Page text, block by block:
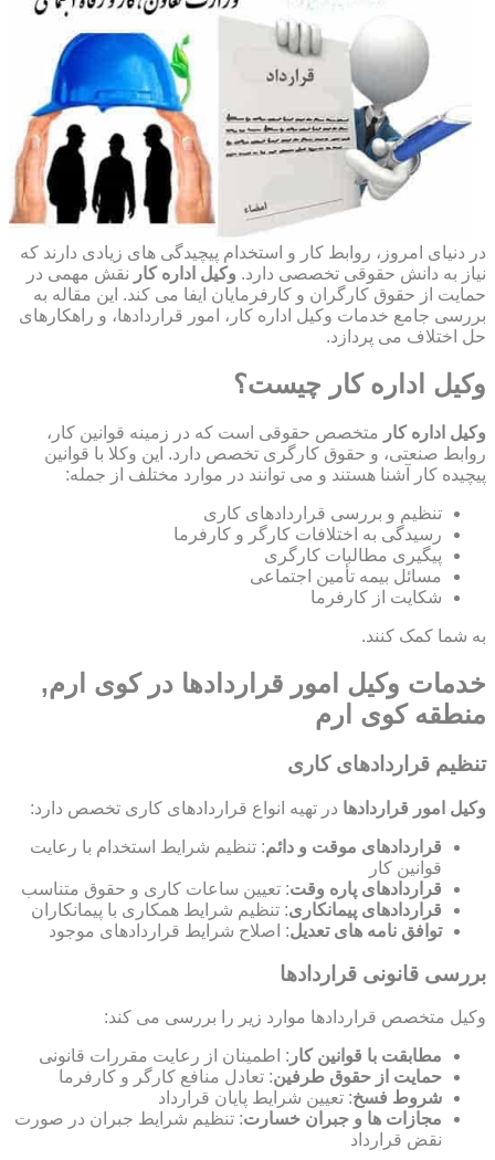
در دنیای امروز، روابط کار و استخدام پیچیدگی های زیادی دارند که
نیاز به دانش حقوقی تخصصی دارد. وکیل اداره کار نقش مهمی در
حمایت از حقوق کارگران و کارفرمایان ایفا می کند. این مقاله به
بررسی جامع خدمات وکیل اداره کار، امور قراردادها، و راهکارهای
حل اختلاف می پردازد.
وکیل اداره کار چیست؟
وکیل اداره کار متخصص حقوقی است که در زمینه قوانین کار،
روابط صنعتی، و حقوق کارگری تخصص دارد. این وکلا با قوانین
پیچیده کار آشنا هستند و می توانند در موارد مختلف از جمله:
تنظیم و بررسی قراردادهای کاری
رسیدگی به اختلافات کارگر و کارفرما
پیگیری مطالبات کارگری
مسائل بیمه تأمین اجتماعی
شکایت از کارفرما
به شما کمک کنند.
خدمات وکیل امور قراردادها در کوی ارم,
منطقه کوی ارم
تنظیم قراردادهای کاری
وکیل امور قراردادها در تهیه انواع قراردادهای کاری تخصص دارد:
قراردادهای موقت و دائم: تنظیم شرایط استخدام با رعایت
قوانین کار
قراردادهای پاره وقت: تعیین ساعات کاری و حقوق متناسب
قراردادهای پیمانکاری: تنظیم شرایط همکاری با پیمانکاران
توافق نامه های تعدیل: اصلاح شرایط قراردادهای موجود
بررسی قانونی قراردادها
وکیل متخصص قراردادها موارد زیر را بررسی می کند:
مطابقت با قوانین کار : اطمینان از رعایت مقررات قانونی
حمایت از حقوق طرفین: تعادل منافع کارگر و کارفرما
شروط فسخ: تعیین شرایط پایان قرارداد
مجازات ها و جبران خسارت: تنظیم شرایط جبران در صورت
نقض قرارداد